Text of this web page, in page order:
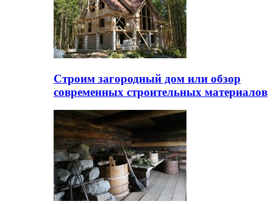
Строим загородный дом или обзор
современных строительных материалов